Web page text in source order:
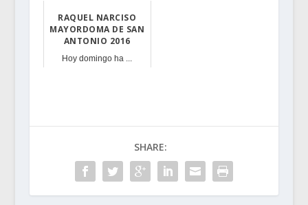
RAQUEL NARCISO
MAYORDOMA DE SAN
ANTONIO 2016
Hoy domingo ha ...
SHARE: